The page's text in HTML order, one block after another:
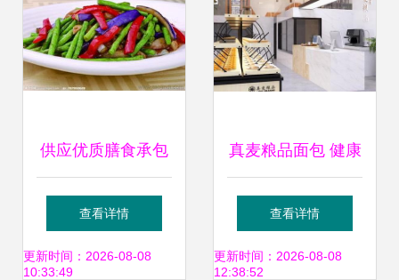
供应优质膳食承包
——首选第一品牌
饮食服务的理由
查看详情
更新时间：2026-08-08
10:33:49
真麦粮品面包 健康
烘焙时代的下一个
财富风口
查看详情
更新时间：2026-08-08
12:38:52